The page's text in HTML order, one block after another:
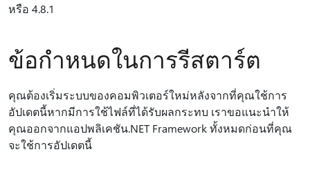
หรือ 4.8.1
ข้อกำหนดในการรีสตาร์ต
คุณต้องเริ่มระบบของคอมพิวเตอร์ใหม่หลังจากที่คุณใช้การ
อัปเดตนี้หากมีการใช้ไฟล์ที่ได้รับผลกระทบ เราขอแนะนําให้
คุณออกจากแอปพลิเคชัน.NET Framework ทั้งหมดก่อนที่คุณ
จะใช้การอัปเดตนี้